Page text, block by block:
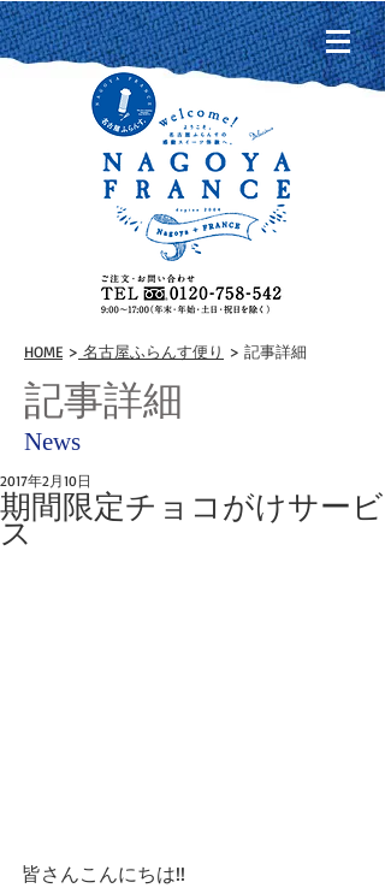
HOME > 名古屋ふらんす便り > 記事詳細
記事詳細
News
期間限定チョコがけサービ
ス
2017年2月10日
皆さんこんにちは!!